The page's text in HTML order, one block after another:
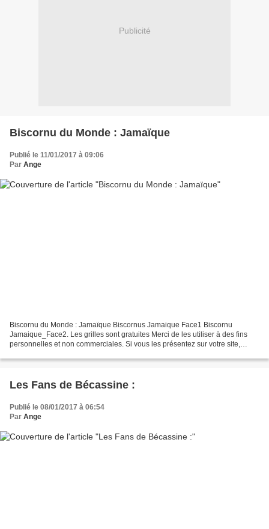
Publicité
Biscornu du Monde : Jamaïque
Publié le 11/01/2017 à 09:06
Par Ange
Biscornu du Monde : Jamaïque Biscornus Jamaique Face1 Biscornu
Jamaique_Face2. Les grilles sont gratuites Merci de les utiliser à des fins
personnelles et non commerciales. Si vous les présentez sur votre site,
Les Fans de Bécassine :
Publié le 08/01/2017 à 06:54
Par Ange